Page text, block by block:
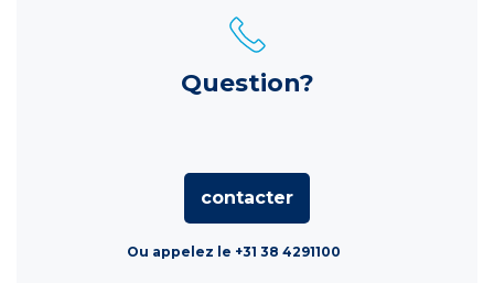
Question?
contacter
Ou appelez le +31 38 4291100